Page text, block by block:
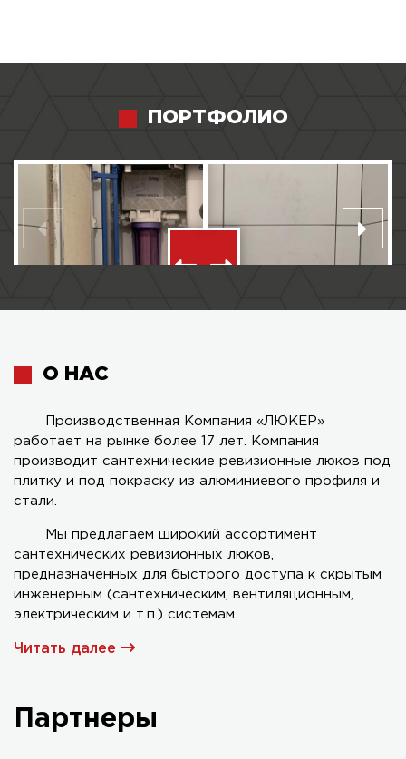
ПОРТФОЛИО
Серия AL-KR двухстворчатый
О НАС
Производственная Компания «ЛЮКЕР»
работает на рынке более 17 лет. Компания
производит сантехнические ревизионные люков под
плитку и под покраску из алюминиевого профиля и
стали.
Мы предлагаем широкий ассортимент
сантехнических ревизионных люков,
предназначенных для быстрого доступа к скрытым
инженерным (сантехническим, вентиляционным,
электрическим и т.п.) системам.
Читать далее
Партнеры